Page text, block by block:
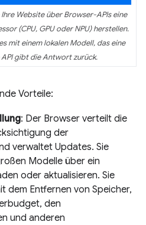
Website über Browser-APIs eine
(CPU, GPU oder NPU) herstellen.
mit einem lokalen Modell, das eine
gibt die Antwort zurück.
Vorteile:
: Der Browser verteilt die
der
verwaltet Updates. Sie
Modelle über ein
oder aktualisieren. Sie
dem Entfernen von Speicher,
den
und anderen